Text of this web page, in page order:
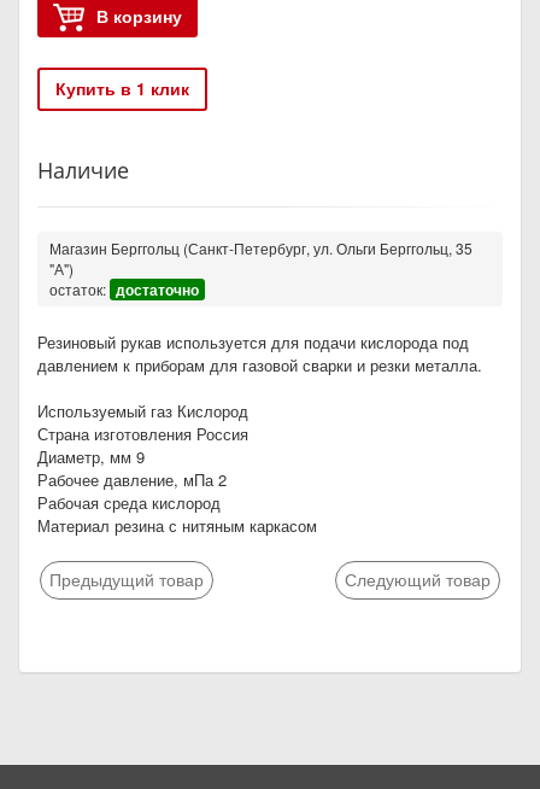
В корзину
Купить в 1 клик
Наличие
Магазин Берггольц (Санкт-Петербург, ул. Ольги Берггольц, 35
"А")
остаток: достаточно
Резиновый рукав используется для подачи кислорода под
давлением к приборам для газовой сварки и резки металла.
Используемый газ Кислород
Страна изготовления Россия
Диаметр, мм 9
Рабочее давление, мПа 2
Рабочая среда кислород
Материал резина с нитяным каркасом
Предыдущий товар Следующий товар